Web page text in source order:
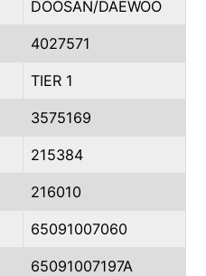
DOOSAN/DAEWOO
4027571
TIER 1
3575169
215384
216010
65091007060
65091007197A